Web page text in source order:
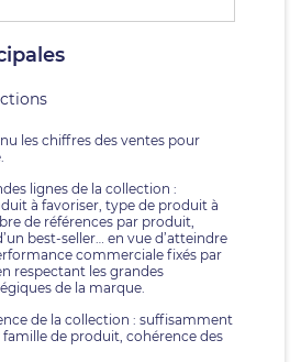
les chiffres des ventes pour
lignes de la collection :
à favoriser, type de produit à
de références par produit,
best-seller… en vue d’atteindre
commerciale fixés par
respectant les grandes
de la marque.
de la collection : suffisamment
famille de produit, cohérence des